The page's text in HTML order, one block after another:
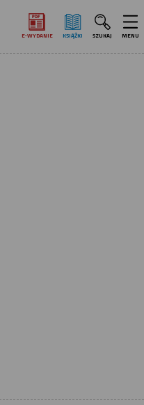
E‑WYDANIE KSIĄŻKI SZUKAJ MENU